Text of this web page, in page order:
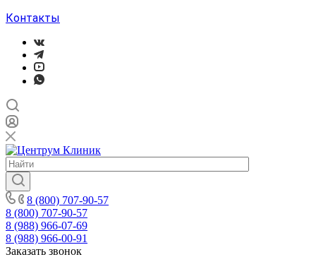
Контакты
8 (800) 707-90-57
8 (800) 707-90-57
8 (988) 966-07-69
8 (988) 966-00-91
Заказать звонок